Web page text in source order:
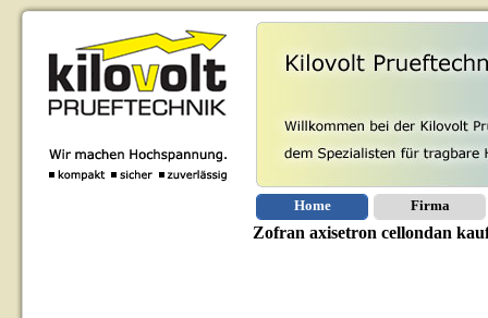
Home Firma
Zofran axisetron cellondan